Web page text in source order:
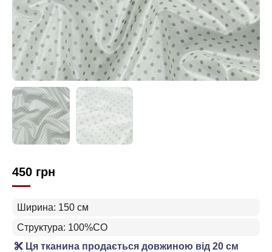
450 грн
Ширина: 150 см
Структура: 100%CO
Ця тканина продається довжиною від 20 см